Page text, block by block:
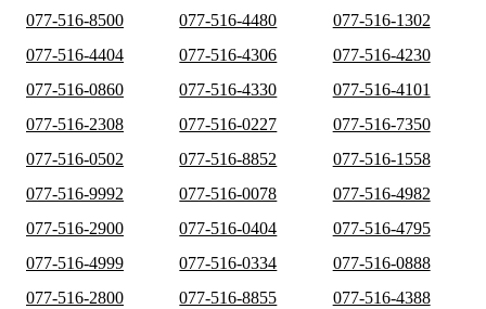
077-516-8500 077-516-4480
077-516-1302
077-516-4404
077-516-4306
077-516-4230
077-516-0860
077-516-4330
077-516-4101
077-516-2308
077-516-0227
077-516-7350
077-516-0502
077-516-8852
077-516-1558
077-516-9992
077-516-0078
077-516-4982
077-516-2900
077-516-0404
077-516-4795
077-516-4999
077-516-0334
077-516-0888
077-516-2800
077-516-8855
077-516-4388